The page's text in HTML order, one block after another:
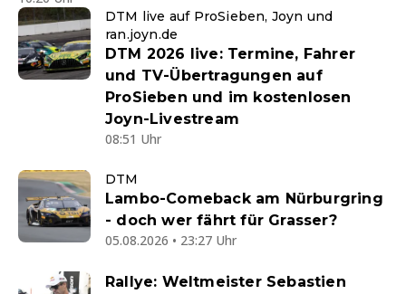
DTM live auf ProSieben, Joyn und
ran.joyn.de
DTM 2026 live: Termine, Fahrer
und TV-Übertragungen auf
ProSieben und im kostenlosen
Joyn-Livestream
08:51 Uhr
DTM
Lambo-Comeback am Nürburgring
- doch wer fährt für Grasser?
05.08.2026 • 23:27 Uhr
Rallye: Weltmeister Sebastien